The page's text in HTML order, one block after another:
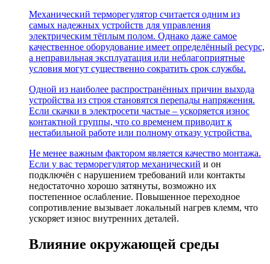
Механический терморегулятор считается одним из
самых надежных устройств для управления
электрическим тёплым полом. Однако даже самое
качественное оборудование имеет определённый ресурс,
а неправильная эксплуатация или неблагоприятные
условия могут существенно сократить срок службы.
Одной из наиболее распространённых причин выхода
устройства из строя становятся перепады напряжения.
Если скачки в электросети частые – ускоряется износ
контактной группы, что со временем приводит к
нестабильной работе или полному отказу устройства.
Не менее важным фактором является качество монтажа.
Если у вас терморегулятор механический и он
подключён с нарушением требований или контакты
недостаточно хорошо затянуты, возможно их
постепенное ослабление. Повышенное переходное
сопротивление вызывает локальный нагрев клемм, что
ускоряет износ внутренних деталей.
Влияние окружающей среды